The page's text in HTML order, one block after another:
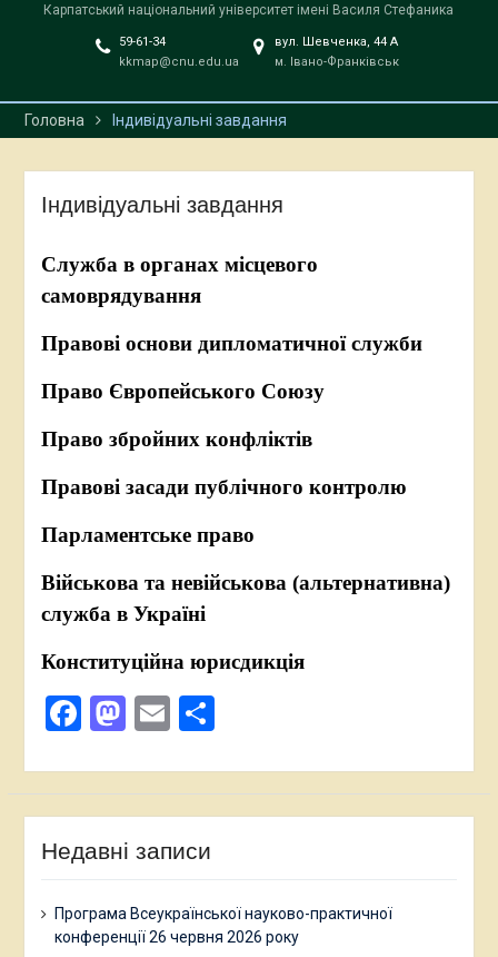
Карпатський національний університет імені Василя Стефаника
59-61-34
kkmap@cnu.edu.ua
вул. Шевченка, 44 А
м. Івано-Франківськ
Головна Індивідуальні завдання
Індивідуальні завдання
Служба в органах місцевого
самоврядування
Правові основи дипломатичної служби
Право Європейського Союзу
Право збройних конфліктів
Правові засади публічного контролю
Парламентське право
Військова та невійськова (альтернативна)
служба в Україні
Конституційна юрисдикція
Facebook
Mastodon
EmailПоділитися
Недавні записи
Програма Всеукраїнської науково-практичної
конференції 26 червня 2026 року